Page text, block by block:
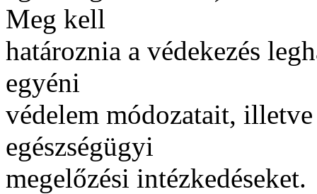
Meg kell
határoznia a védekezés
egyéni
védelem módozatait,
egészségügyi
megelőzési intézkedéseket.